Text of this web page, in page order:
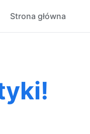
Strona główna